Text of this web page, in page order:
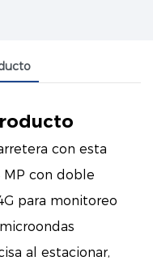
con esta
con doble
para monitoreo
al estacionar,